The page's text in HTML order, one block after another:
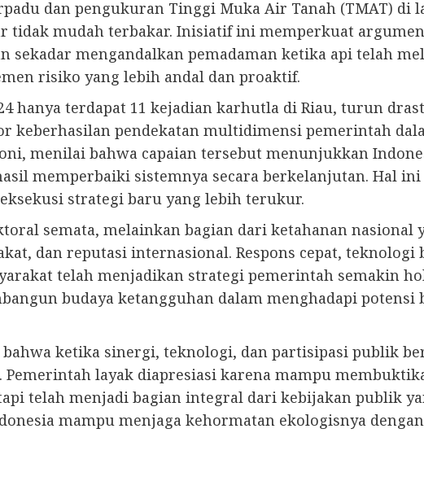
dan pengukuran Tinggi Muka Air Tanah (TMAT) di
mudah terbakar. Inisiatif ini memperkuat
mengandalkan pemadaman ketika api telah
risiko yang lebih andal dan proaktif.
hanya terdapat 11 kejadian karhutla di Riau, turun
keberhasilan pendekatan multidimensi pemerintah
menilai bahwa capaian tersebut menunjukkan
memperbaiki sistemnya secara berkelanjutan. Hal
strategi baru yang lebih terukur.
semata, melainkan bagian dari ketahanan nasional
dan reputasi internasional. Respons cepat, teknologi
telah menjadikan strategi pemerintah semakin
budaya ketangguhan dalam menghadapi potensi
ketika sinergi, teknologi, dan partisipasi publik
layak diapresiasi karena mampu
telah menjadi bagian integral dari kebijakan publik
mampu menjaga kehormatan ekologisnya